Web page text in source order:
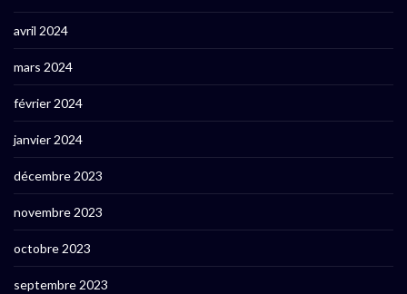
avril 2024
mars 2024
février 2024
janvier 2024
décembre 2023
novembre 2023
octobre 2023
septembre 2023